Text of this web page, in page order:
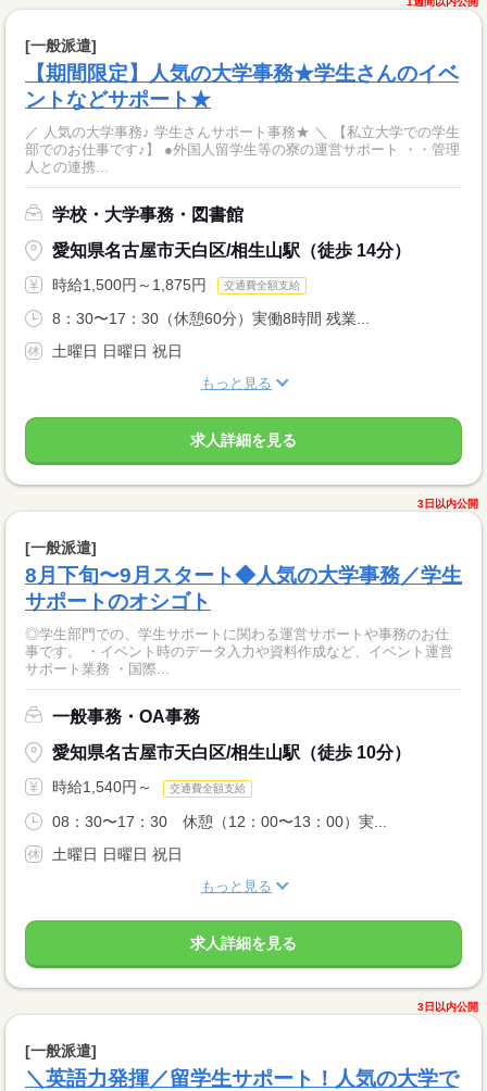
[一般派遣]
【期間限定】人気の大学事務★学生さんのイベ
ントなどサポート★
／ 人気の大学事務♪ 学生さんサポート事務★ ＼ 【私立大学での学生
部でのお仕事です♪】 ●外国人留学生等の寮の運営サポート ・・管理
人との連携...
学校・大学事務・図書館
愛知県名古屋市天白区/相生山駅（徒歩 14分）
時給1,500円～1,875円 交通費全額支給
8：30〜17：30（休憩60分）実働8時間 残業...
土曜日 日曜日 祝日
もっと見る
求人詳細を見る
3日以内公開
[一般派遣]
8月下旬〜9月スタート◆人気の大学事務／学生
サポートのオシゴト
◎学生部門での、学生サポートに関わる運営サポートや事務のお仕
事です。 ・イベント時のデータ入力や資料作成など、イベント運営
サポート業務 ・国際...
一般事務・OA事務
愛知県名古屋市天白区/相生山駅（徒歩 10分）
時給1,540円～ 交通費全額支給
08：30〜17：30 休憩（12：00〜13：00）実...
土曜日 日曜日 祝日
もっと見る
求人詳細を見る
3日以内公開
[一般派遣]
＼英語力発揮／留学生サポート！人気の大学で